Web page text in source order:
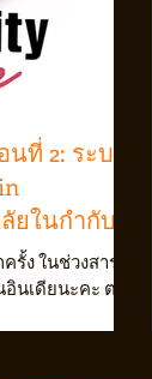
ที่ 2: ระบบ
ยในกำกับ
ง ในช่วงสาระ
นเดียนะคะ ตอน